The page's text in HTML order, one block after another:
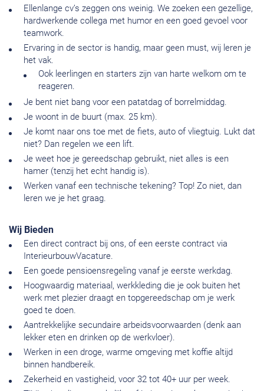
Ellenlange cv’s zeggen ons weinig. We zoeken een gezellige,
hardwerkende collega met humor en een goed gevoel voor
teamwork.
Ervaring in de sector is handig, maar geen must, wij leren je
het vak.
Ook leerlingen en starters zijn van harte welkom om te
reageren.
Je bent niet bang voor een patatdag of borrelmiddag.
Je woont in de buurt (max. 25 km).
Je komt naar ons toe met de fiets, auto of vliegtuig. Lukt dat
niet? Dan regelen we een lift.
Je weet hoe je gereedschap gebruikt, niet alles is een
hamer (tenzij het echt handig is).
Werken vanaf een technische tekening? Top! Zo niet, dan
leren we je het graag.
Wij Bieden
Een direct contract bij ons, of een eerste contract via
InterieurbouwVacature.
Een goede pensioensregeling vanaf je eerste werkdag.
Hoogwaardig materiaal, werkkleding die je ook buiten het
werk met plezier draagt en topgereedschap om je werk
goed te doen.
Aantrekkelijke secundaire arbeidsvoorwaarden (denk aan
lekker eten en drinken op de werkvloer).
Werken in een droge, warme omgeving met koffie altijd
binnen handbereik.
Zekerheid en vastigheid, voor 32 tot 40+ uur per week.